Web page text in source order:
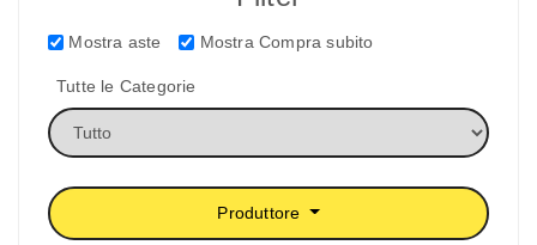
Mostra aste Mostra Compra subito
Tutte le Categorie
Produttore